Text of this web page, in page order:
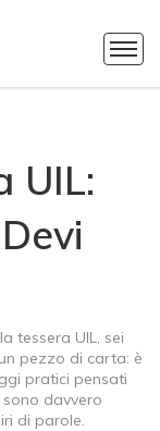
UIL:
tessera UIL, sei
pezzo di carta: è
pratici pensati
davvero
di parole.